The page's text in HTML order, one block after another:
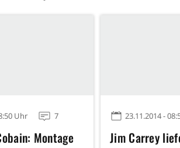
Uhr 7
Montage
23.11.2014 -
Jim Carrey